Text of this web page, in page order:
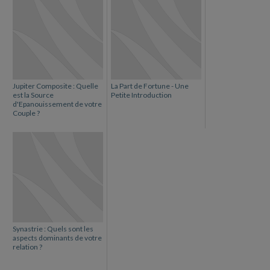
Jupiter Composite : Quelle
est la Source
d'Epanouissement de votre
Couple ?
La Part de Fortune - Une
Petite Introduction
Synastrie : Quels sont les
aspects dominants de votre
relation ?